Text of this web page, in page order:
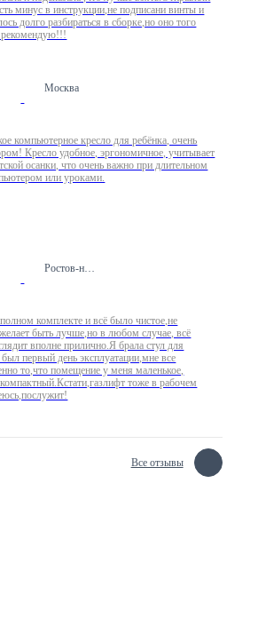
минус в инструкции,не подписани винты и
долго разбираться в сборке,но оно того
рекомендую!!!
Москва
компьютерное кресло для ребёнка, очень
Кресло удобное, эргономичное, учитывает
осанки, что очень важно при длительном
или уроками.
Ростов-на-Дону
комплекте и всё было чистое,не
быть лучше,но в любом случае, всё
вполне прилично.Я брала стул для
был первый день эксплуатации,мне все
то,что помещение у меня маленькое,
компактный.Кстати,газлифт тоже в рабочем
Все отзывы